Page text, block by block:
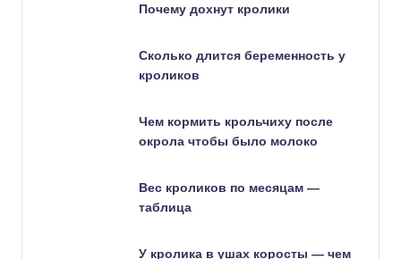
Почему дохнут кролики
Сколько длится беременность у
кроликов
Чем кормить крольчиху после
окрола чтобы было молоко
Вес кроликов по месяцам —
таблица
У кролика в ушах коросты — чем